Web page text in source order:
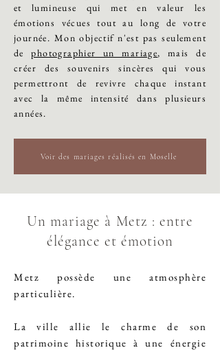
et lumineuse qui met en valeur les
émotions vécues tout au long de votre
journée. Mon objectif n'est pas seulement
dephotographier un mariage, mais de
créer des souvenirs sincères qui vous
permettront de revivre chaque instant
avec la même intensité dans plusieurs
années.
Voir des mariages réalisés en Moselle
Un mariage à Metz : entre
élégance et émotion
Metz possède une atmosphère
particulière.
La ville allie le charme de son
patrimoine historique à une énergie